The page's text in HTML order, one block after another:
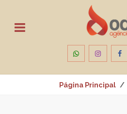
Página Principal